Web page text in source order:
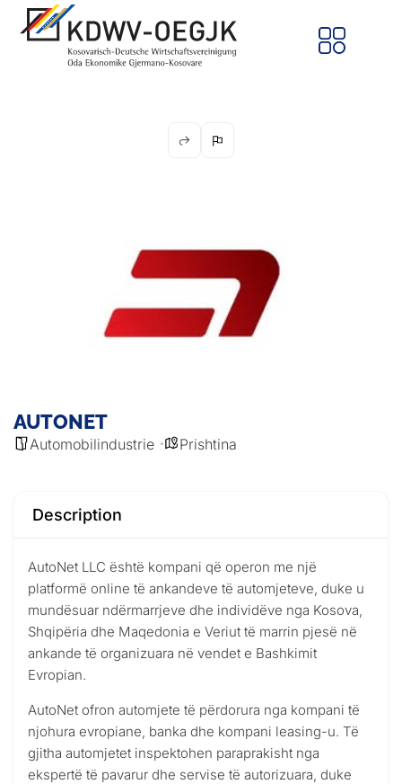
AUTONET
Automobilindustrie Prishtina
Description
AutoNet LLC është kompani që operon me një
platformë online të ankandeve të automjeteve, duke u
mundësuar ndërmarrjeve dhe individëve nga Kosova,
Shqipëria dhe Maqedonia e Veriut të marrin pjesë në
ankande të organizuara në vendet e Bashkimit
Evropian.
AutoNet ofron automjete të përdorura nga kompani të
njohura evropiane, banka dhe kompani leasing-u. Të
gjitha automjetet inspektohen paraprakisht nga
ekspertë të pavarur dhe servise të autorizuara, duke